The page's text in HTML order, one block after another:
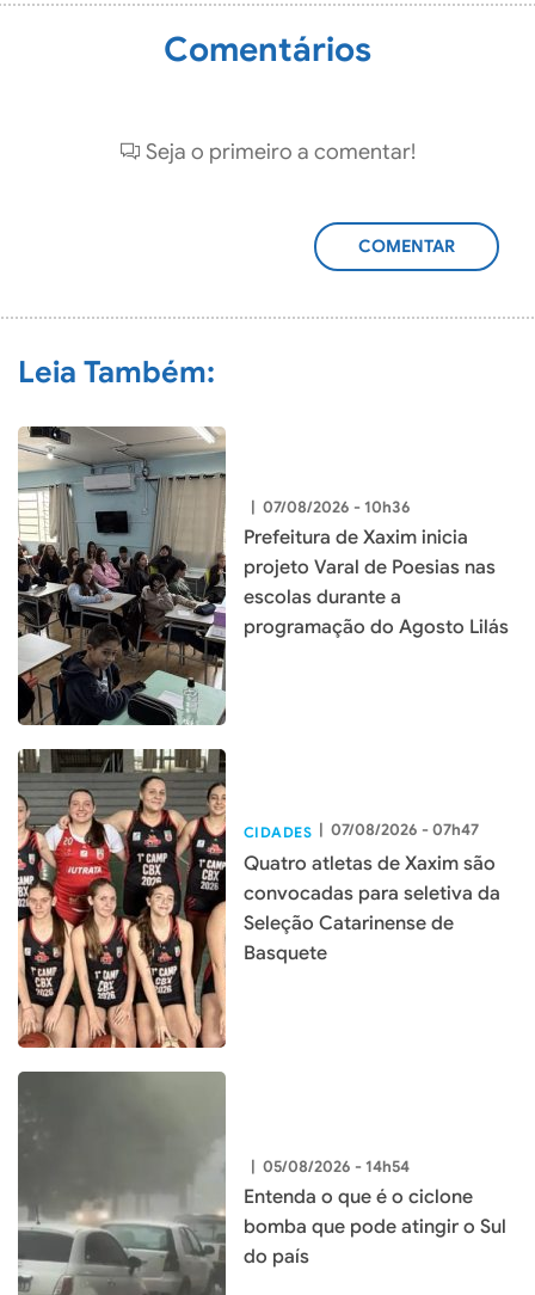
Comentários
Seja o primeiro a comentar!
ADICIONAR
Leia Também:
| 07/08/2026 - 10h36
Prefeitura de Xaxim inicia
projeto Varal de Poesias nas
escolas durante a
programação do Agosto Lilás
CIDADES | 07/08/2026 - 07h47
Quatro atletas de Xaxim são
convocadas para seletiva da
Seleção Catarinense de
Basquete
| 05/08/2026 - 14h54
Entenda o que é o ciclone
bomba que pode atingir o Sul
do país